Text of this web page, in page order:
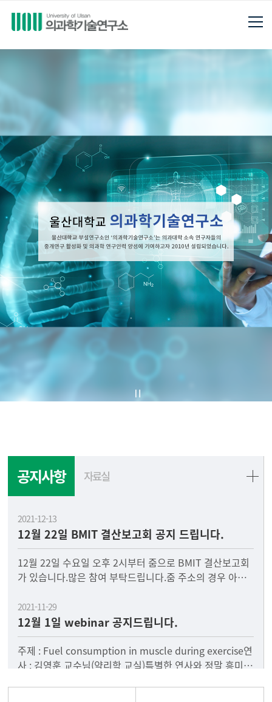
공지사항 자료실
2021-12-13
12월 22일 BMIT 결산보고회 공지 드립니다.
12월 22일 수요일 오후 2시부터 줌으로 BMIT 결산보고회
가 있습니다.많은 참여 부탁드립니다.줌 주소의 경우 아래
2021-11-29
12월 1일 webinar 공지드립니다.
주제 : Fuel consumption in muscle during exercise연
사 : 김영훈 교수님(약리학 교실)특별한 연사와 정말 흥미로